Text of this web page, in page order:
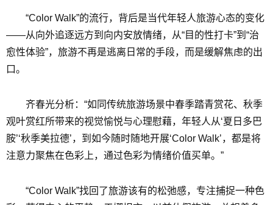
“Color Walk”的流行，背后是当代年轻人旅游心态的变化
——从向外追逐远方到向内安放情绪，从“目的性打卡”到“治
愈性体验”，旅游不再是逃离日常的手段，而是缓解焦虑的出
口。
齐春光分析：“如同传统旅游场景中春季踏青赏花、秋季
观叶赏红所带来的视觉愉悦与心理慰藉，年轻人从‘夏日多巴
胺’‘秋季美拉德’，到如今随时随地开展‘Color Walk’，都是将
注意力聚焦在色彩上，通过色彩为情绪价值买单。”
“Color Walk”找回了旅游该有的松弛感，专注捕捉一种色